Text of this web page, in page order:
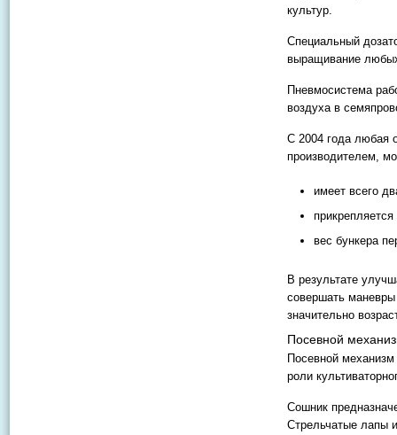
культур.
Специальный
выращивание
Пневмосистема
воздуха в
С 2004 года любая
производителем,
имеет всего
вес бункера
В результате
совершать маневры
значительно
Посевной
Посевной
роли
Сошник
Стрельчатые лапы